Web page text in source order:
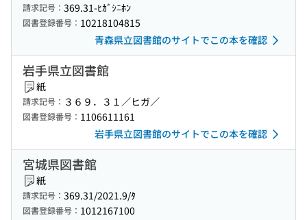
請求記号： 369.31-ﾋｶﾞｼﾆﾎﾝ
図書登録番号： 10218104815
青森県立図書館のサイトでこの本を確認
岩手県立図書館
紙
請求記号： ３６９．３１／ヒガ／
図書登録番号： 1106611161
岩手県立図書館のサイトでこの本を確認
宮城県図書館
紙
請求記号： 369.31/2021.9/ﾀ
図書登録番号： 1012167100